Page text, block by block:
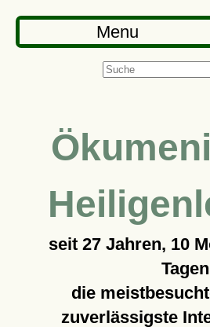
Menu
seit 27 Jahren, 10
Tagen
die
zuverlässigste